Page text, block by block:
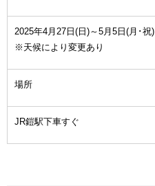
2025年4月27日(日)～5月5日(月･祝)
※天候により変更あり
場所
JR鎧駅下車すぐ